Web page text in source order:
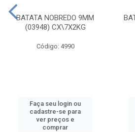
BATATA NOBREDO 9MM
(03948) CX\7X2KG
Código: 4990
Faça seu login ou
cadastre-se para
ver preços e
comprar